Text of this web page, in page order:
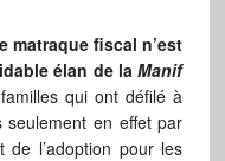
matraque fiscal n’est
élan de laManif
qui ont défilé à
seulement en effet par
l’adoption pour les